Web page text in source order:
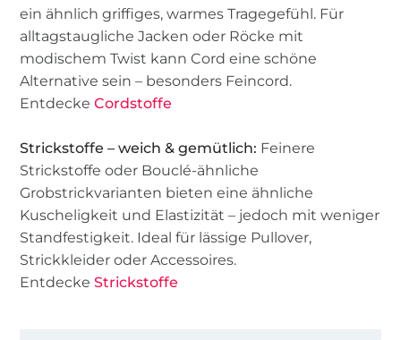
ein ähnlich griffiges, warmes Tragegefühl. Für
alltagstaugliche Jacken oder Röcke mit
modischem Twist kann Cord eine schöne
Alternative sein – besonders Feincord.
EntdeckeCordstoffe
Strickstoffe – weich & gemütlich: Feinere
Strickstoffe oder Bouclé-ähnliche
Grobstrickvarianten bieten eine ähnliche
Kuscheligkeit und Elastizität – jedoch mit weniger
Standfestigkeit. Ideal für lässige Pullover,
Strickkleider oder Accessoires.
EntdeckeStrickstoffe